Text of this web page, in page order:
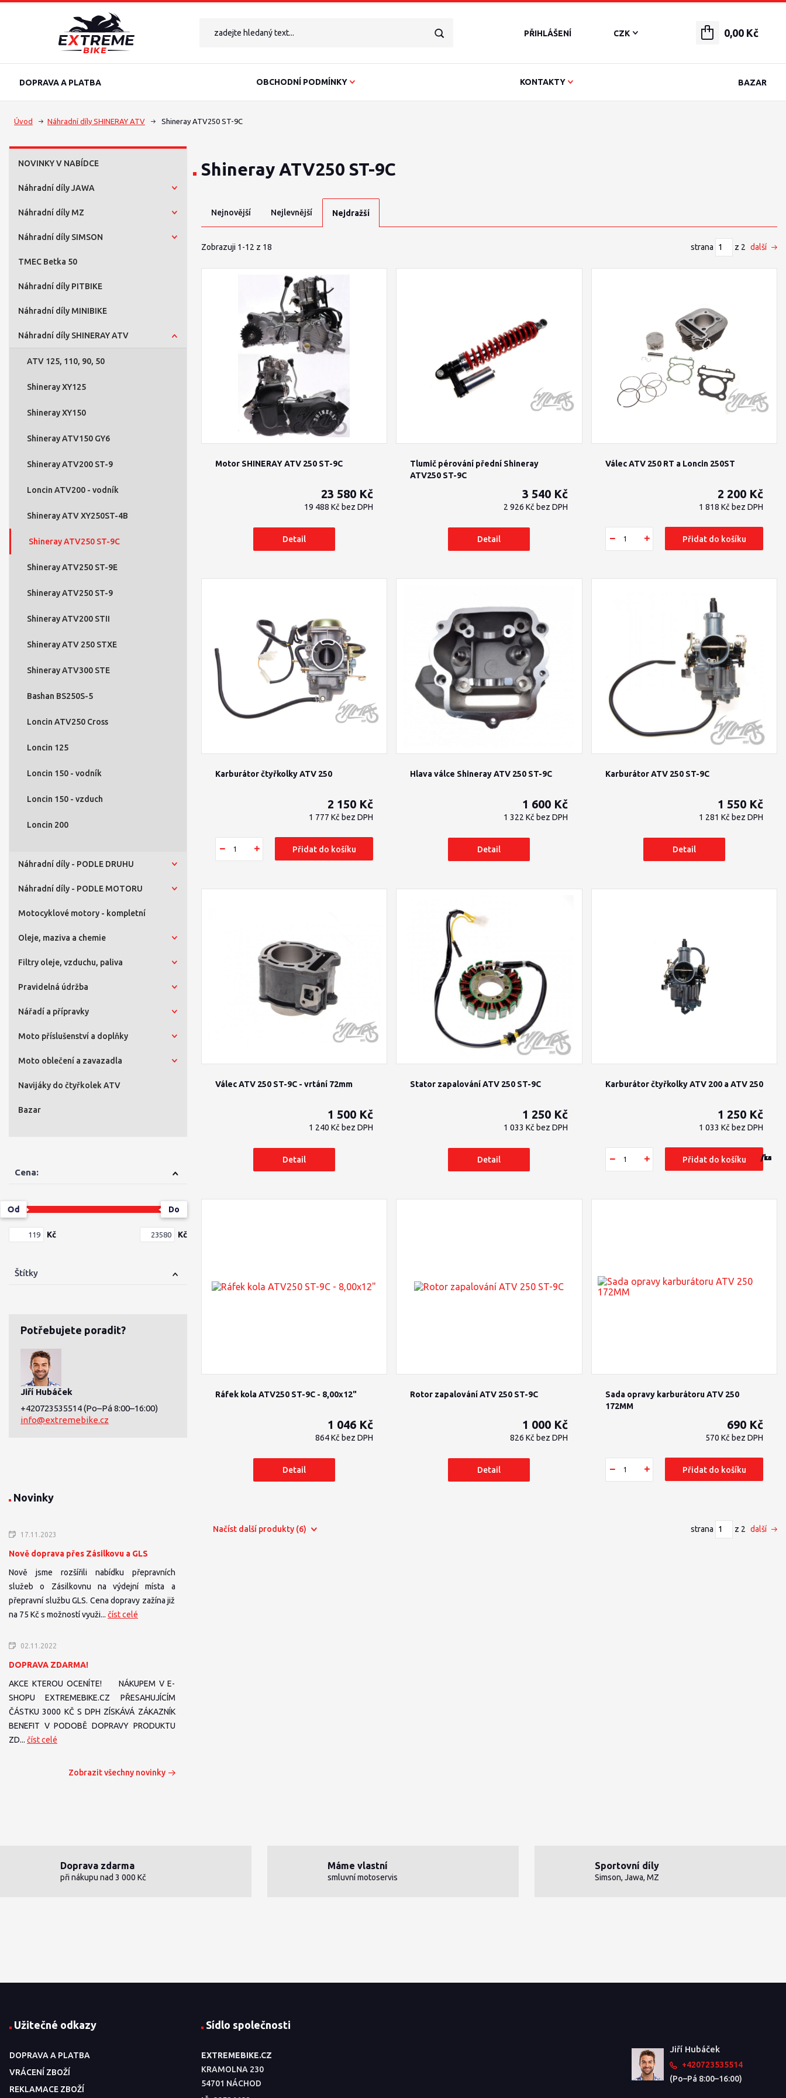
DOPRAVA A PLATBA OBCHODNÍ PODMÍNKY KONTAKTY BAZAR
CZK
PŘIHLÁŠENÍ 0,00 Kč
Úvod Náhradní díly SHINERAY ATV Shineray ATV250 ST-9C
NOVINKY V NABÍDCE
Náhradní díly JAWA
Náhradní díly MZ
Náhradní díly SIMSON
TMEC Betka 50
Náhradní díly PITBIKE
Náhradní díly MINIBIKE
Náhradní díly SHINERAY ATV
ATV 125, 110, 90, 50
Shineray XY125
Shineray XY150
Shineray ATV150 GY6
Shineray ATV200 ST-9
Loncin ATV200 - vodník
Shineray ATV XY250ST-4B
Shineray ATV250 ST-9C
Shineray ATV250 ST-9E
Shineray ATV250 ST-9
Shineray ATV200 STII
Shineray ATV 250 STXE
Shineray ATV300 STE
Bashan BS250S-5
Loncin ATV250 Cross
Loncin 125
Loncin 150 - vodník
Loncin 150 - vzduch
Loncin 200
Náhradní díly - PODLE DRUHU
Náhradní díly - PODLE MOTORU
Motocyklové motory - kompletní
Oleje, maziva a chemie
Filtry oleje, vzduchu, paliva
Pravidelná údržba
Nářadí a přípravky
Moto příslušenství a doplňky
Moto oblečení a zavazadla
Navijáky do čtyřkolek ATV
Bazar
Cena:
Kč
Od Do
Kč
Štítky
Potřebujete poradit?
Jiří Hubáček
+420723535514(Po–Pá 8:00–16:00)
info@extremebike.cz
Novinky
17.11.2023
Nově doprava přes Zásilkovu a GLS
Nově jsme rozšířili nabídku přepravních
služeb o Zásilkovnu na výdejní místa a
přepravní službu GLS. Cena dopravy zažína již
na 75 Kč s možností využi... číst celé
02.11.2022
DOPRAVA ZDARMA!
AKCE KTEROU OCENÍTE! NÁKUPEM V E-
SHOPU EXTREMEBIKE.CZ PŘESAHUJÍCÍM
ČÁSTKU 3000 KČ S DPH ZÍSKÁVÁ ZÁKAZNÍK
BENEFIT V PODOBĚ DOPRAVY PRODUKTU
ZD... číst celé
Zobrazit všechny novinky
Shineray ATV250 ST-9C
Nejnovější Nejlevnější Nejdražší
Zobrazuji 1-12 z 18 strana z 2 další
Motor SHINERAY ATV 250 ST-9C
23 580 Kč
/ks
19 488 Kč bez DPH
Detail
Tlumič pérování přední Shineray
ATV250 ST-9C
3 540 Kč
/ks
2 926 Kč bez DPH
Detail
Válec ATV 250 RT a Loncin 250ST
2 200 Kč
/ks
1 818 Kč bez DPH
Přidat do košíku
Karburátor čtyřkolky ATV 250
2 150 Kč
/ks
1 777 Kč bez DPH
Přidat do košíku
Hlava válce Shineray ATV 250 ST-9C
1 600 Kč
/ks
1 322 Kč bez DPH
Detail
Karburátor ATV 250 ST-9C
1 550 Kč
/ks
1 281 Kč bez DPH
Detail
Válec ATV 250 ST-9C - vrtání 72mm
1 500 Kč
/ks
1 240 Kč bez DPH
Detail
Stator zapalování ATV 250 ST-9C
1 250 Kč
/ks
1 033 Kč bez DPH
Detail
Karburátor čtyřkolky ATV 200 a ATV 250
1 250 Kč
/ks
1 033 Kč bez DPH
Přidat do košíku
Ráfek kola ATV250 ST-9C - 8,00x12"
1 046 Kč
/ks
864 Kč bez DPH
Detail
Rotor zapalování ATV 250 ST-9C
1 000 Kč
/sada
826 Kč bez DPH
Detail
Sada opravy karburátoru ATV 250
172MM
690 Kč
/ks
570 Kč bez DPH
Přidat do košíku
Načíst další produkty (6) strana z 2 další
Doprava zdarma
při nákupu nad 3 000 Kč
Máme vlastní
smluvní motoservis
Sportovní díly
Simson, Jawa, MZ
Užitečné odkazy
DOPRAVA A PLATBA
VRÁCENÍ ZBOŽÍ
REKLAMACE ZBOŽÍ
Sídlo společnosti
EXTREMEBIKE.CZ
KRAMOLNA 230
54701 NÁCHOD
Jiří Hubáček
+420723535514
(Po–Pá 8:00–16:00)